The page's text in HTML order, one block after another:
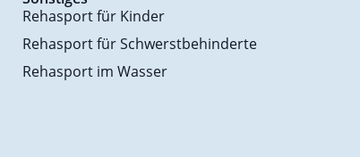
Rehasport für Kinder
Rehasport für Schwerstbehinderte
Rehasport im Wasser